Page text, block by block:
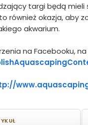
targi będą
również okazja, aby
akwarium.
na Facebooku, na